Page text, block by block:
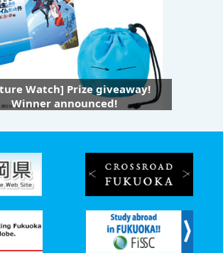
Watch] Prize giveaway!
Winner announced!